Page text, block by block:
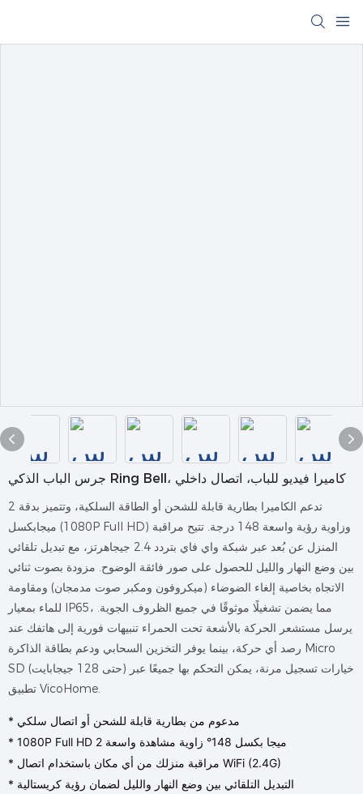
جرس الباب الذكي Ring Bell، كاميرا فيديو للباب، اتصال داخلي
تدعم الكاميرا بطارية قابلة للشحن أو الطاقة السلكية، وتتميز بدقة 2
ميجابكسل (1080P Full HD) وزاوية رؤية واسعة 148 درجة. تتيح مراقبة
المنزل عن بُعد عبر شبكة واي فاي بتردد 2.4 جيجاهرتز، مع تبديل تلقائي
بين وضع النهار والليل للحصول على صور فائقة الوضوح. مزودة بصوت ثنائي
الاتجاه بخاصية إلغاء الضوضاء (ميكروفون ومكبر صوت مدمجان) ومقاومة
للماء بمعيار IP65، مما يضمن تشغيلًا موثوقًا في جميع الظروف الجوية.
يرسل مستشعر الحركة بالأشعة تحت الحمراء تنبيهات فورية إلى هاتفك عند
رصد أي حركة، بينما يوفر التخزين السحابي ودعم بطاقة الذاكرة Micro
SD (حتى 128 جيجابايت) خيارات تسجيل مرنة، يمكن التحكم بها جميعًا عبر
تطبيق VicoHome.
* مدعوم من بطارية قابلة للشحن أو اتصال سلكي
* 1080P Full HD 2 ميجا بكسل 148° زاوية مشاهدة واسعة
* مراقبة منزلك من أي مكان باستخدام اتصال WiFi (2.4G)
* التبديل التلقائي بين وضع النهار والليل لضمان رؤية كريستالية